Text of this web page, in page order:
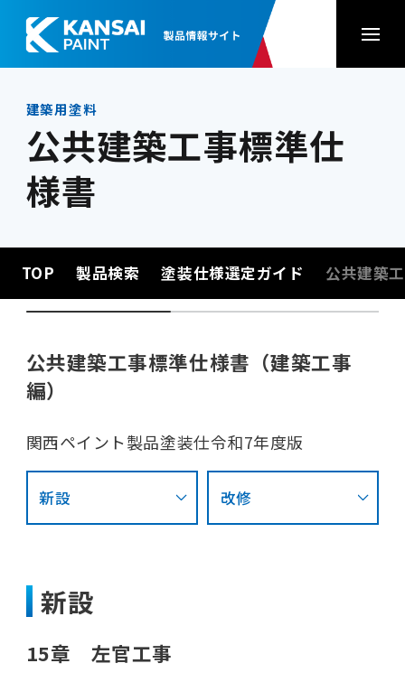
建築用塗料
公共建築工事標準仕
様書
TOP 製品検索 塗装仕様選定ガイド 公共建築
公共建築工事標準仕様書（建築工事
編）
関西ペイント製品塗装仕令和7年度版
新設 改修
新設
15章 左官工事